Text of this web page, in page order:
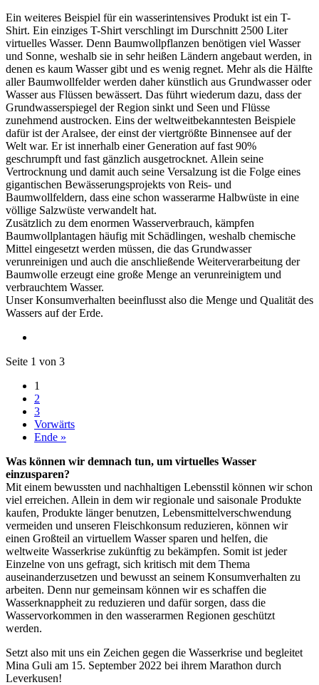
Ein weiteres Beispiel für ein wasserintensives Produkt ist ein T-
Shirt. Ein einziges T-Shirt verschlingt im Durschnitt 2500 Liter
virtuelles Wasser. Denn Baumwollpflanzen benötigen viel Wasser
und Sonne, weshalb sie in sehr heißen Ländern angebaut werden, in
denen es kaum Wasser gibt und es wenig regnet. Mehr als die Hälfte
aller Baumwollfelder werden daher künstlich aus Grundwasser oder
Wasser aus Flüssen bewässert. Das führt wiederum dazu, dass der
Grundwasserspiegel der Region sinkt und Seen und Flüsse
zunehmend austrocken. Eins der weltweitbekanntesten Beispiele
dafür ist der Aralsee, der einst der viertgrößte Binnensee auf der
Welt war. Er ist innerhalb einer Generation auf fast 90%
geschrumpft und fast gänzlich ausgetrocknet. Allein seine
Vertrocknung und damit auch seine Versalzung ist die Folge eines
gigantischen Bewässerungsprojekts von Reis- und
Baumwollfeldern, dass eine schon wasserarme Halbwüste in eine
völlige Salzwüste verwandelt hat.
Zusätzlich zu dem enormen Wasserverbrauch, kämpfen
Baumwollplantagen häufig mit Schädlingen, weshalb chemische
Mittel eingesetzt werden müssen, die das Grundwasser
verunreinigen und auch die anschließende Weiterverarbeitung der
Baumwolle erzeugt eine große Menge an verunreinigtem und
verbrauchtem Wasser.
Unser Konsumverhalten beeinflusst also die Menge und Qualität des
Wassers auf der Erde.
Seite 1 von 3
1
2
3
Vorwärts
Ende »
Was können wir demnach tun, um virtuelles Wasser
einzusparen?
Mit einem bewussten und nachhaltigen Lebensstil können wir schon
viel erreichen. Allein in dem wir regionale und saisonale Produkte
kaufen, Produkte länger benutzen, Lebensmittelverschwendung
vermeiden und unseren Fleischkonsum reduzieren, können wir
einen Großteil an virtuellem Wasser sparen und helfen, die
weltweite Wasserkrise zukünftig zu bekämpfen. Somit ist jeder
Einzelne von uns gefragt, sich kritisch mit dem Thema
auseinanderzusetzen und bewusst an seinem Konsumverhalten zu
arbeiten. Denn nur gemeinsam können wir es schaffen die
Wasserknappheit zu reduzieren und dafür sorgen, dass die
Wasservorkommen in den wasserarmen Regionen geschützt
werden.
Setzt also mit uns ein Zeichen gegen die Wasserkrise und begleitet
Mina Guli am 15. September 2022 bei ihrem Marathon durch
Leverkusen!